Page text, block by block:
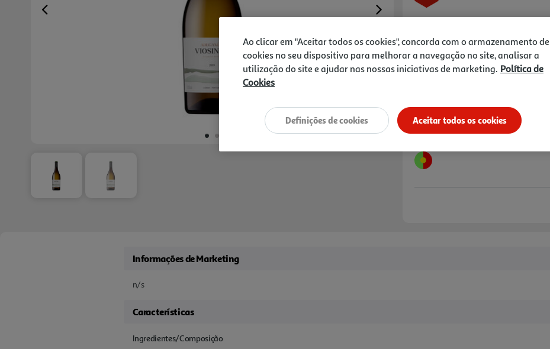
Previous NextPrice reduced from
to
8,49 €
de 22/7/2026 a 19/8/2026
Notas de preparação
Informações de Marketing
n/s
Características
Ingredientes/Composição
Ao clicar em "Aceitar todos os cookies", concorda com o armazenamento de
cookies no seu dispositivo para melhorar a navegação no site, analisar a
utilização do site e ajudar nas nossas iniciativas de marketing. Política de
Cookies
Aceitar todos os cookies
Definições de cookies